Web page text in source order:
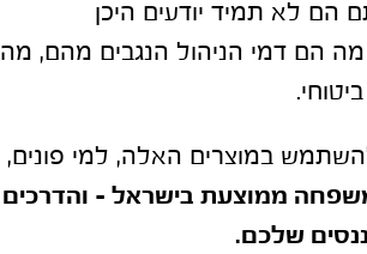
הם לא תמיד יודעים היכן
מה הם דמי הניהול הנגבים מהם, מה
במוצרים האלה, למי פונים,
ממוצעת בישראל – והדרכים
שלכם.